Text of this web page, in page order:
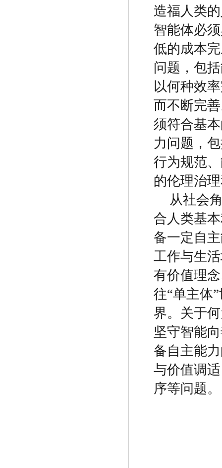
造福人类
智能体必
低的成本
问题，包
以何种效
而不断完
须符合基
力问题，
行为规范
的伦理治
从社会
合人类基
备一定自
工作与生
有价值理
往“单主体”
界。关于
坚守智能
备自主能
与价值调
序等问题。